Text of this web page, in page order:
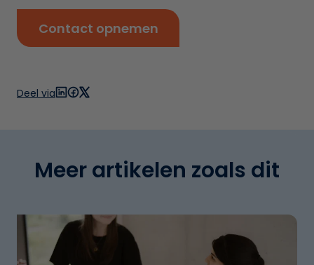
Contact opnemen
Deel via
Meer artikelen zoals dit